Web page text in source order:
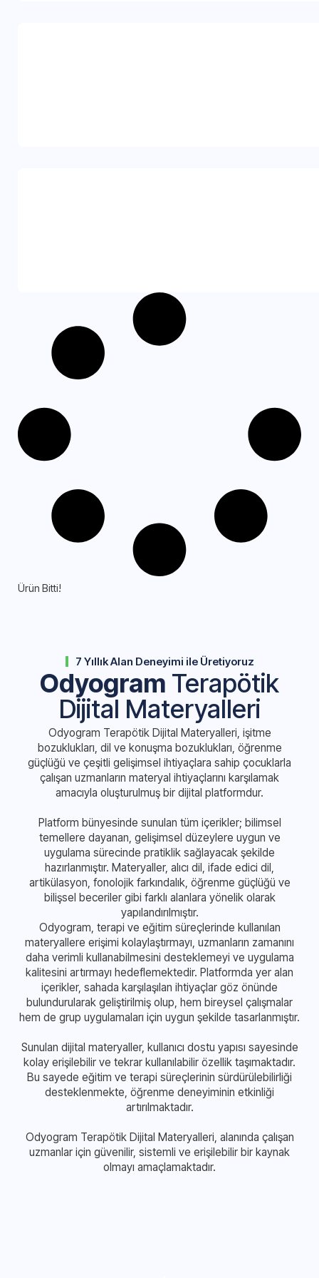
Ürün Bitti!
7 Yıllık Alan Deneyimi ile Üretiyoruz
Odyogram Terapötik
Dijital Materyalleri
Odyogram Terapötik Dijital Materyalleri, işitme
bozuklukları, dil ve konuşma bozuklukları, öğrenme
güçlüğü ve çeşitli gelişimsel ihtiyaçlara sahip çocuklarla
çalışan uzmanların materyal ihtiyaçlarını karşılamak
amacıyla oluşturulmuş bir dijital platformdur.
Platform bünyesinde sunulan tüm içerikler; bilimsel
temellere dayanan, gelişimsel düzeylere uygun ve
uygulama sürecinde pratiklik sağlayacak şekilde
hazırlanmıştır. Materyaller, alıcı dil, ifade edici dil,
artikülasyon, fonolojik farkındalık, öğrenme güçlüğü ve
bilişsel beceriler gibi farklı alanlara yönelik olarak
yapılandırılmıştır.
Odyogram, terapi ve eğitim süreçlerinde kullanılan
materyallere erişimi kolaylaştırmayı, uzmanların zamanını
daha verimli kullanabilmesini desteklemeyi ve uygulama
kalitesini artırmayı hedeflemektedir. Platformda yer alan
içerikler, sahada karşılaşılan ihtiyaçlar göz önünde
bulundurularak geliştirilmiş olup, hem bireysel çalışmalar
hem de grup uygulamaları için uygun şekilde tasarlanmıştır.
Sunulan dijital materyaller, kullanıcı dostu yapısı sayesinde
kolay erişilebilir ve tekrar kullanılabilir özellik taşımaktadır.
Bu sayede eğitim ve terapi süreçlerinin sürdürülebilirliği
desteklenmekte, öğrenme deneyiminin etkinliği
artırılmaktadır.
Odyogram Terapötik Dijital Materyalleri, alanında çalışan
uzmanlar için güvenilir, sistemli ve erişilebilir bir kaynak
olmayı amaçlamaktadır.